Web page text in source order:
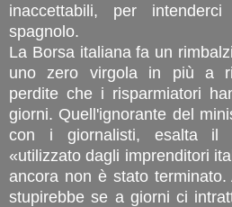
inaccettabili, per
spagnolo.
La Borsa italiana fa un
uno zero virgola in più a
perdite che i risparmiatori
giorni. Quell'ignorante del
con i giornalisti, esalta il
«utilizzato dagli imprenditori
ancora non è stato
stupirebbe se a giorni ci